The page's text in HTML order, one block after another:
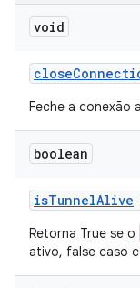
void
close
Feche a conexão
boolean
isTunnelAlive
Retorna True se o
ativo, false caso